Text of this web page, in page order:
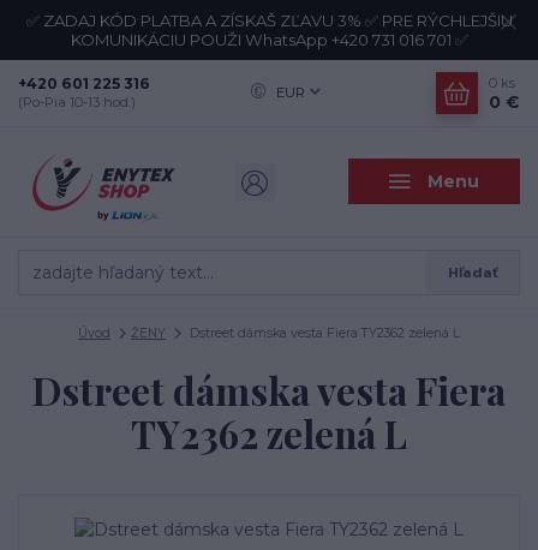
✅ ZADAJ KÓD PLATBA A ZÍSKAŠ ZĽAVU 3% ✅ PRE RÝCHLEJŠIU
KOMUNIKÁCIU POUŽI WhatsApp +420 731 016 701 ✅
Menu
EUR
Hľadať
+420 601 225 316
(Po-Pia 10-13 hod.)
0 ks
0 €
Úvod ŽENY Dstreet dámska vesta Fiera TY2362 zelená L
Dstreet dámska vesta Fiera
TY2362 zelená L